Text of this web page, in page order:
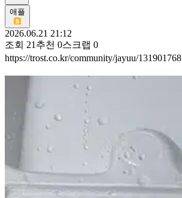
애플
2026.06.21 21:12
조회 21 추천 0스크랩 0
https://trost.co.kr/community/jayuu/131901768